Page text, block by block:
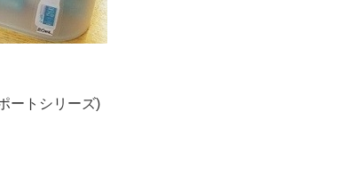
ートシリーズ)